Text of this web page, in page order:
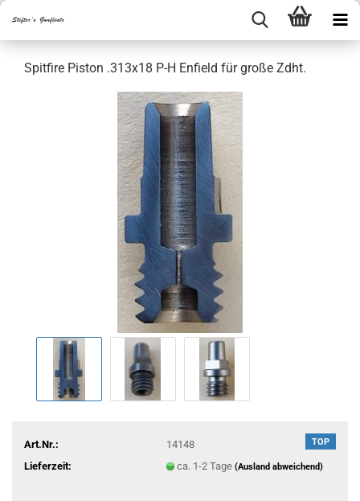
Spitfire Piston .313x18 P-H Enfield für große Zdht.
TOP
Art.Nr.:
14148
Lieferzeit:
ca. 1-2 Tage (Ausland abweichend)